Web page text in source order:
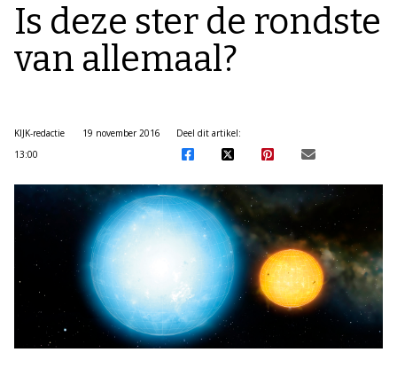
Is deze ster de rondste
van allemaal?
KIJK-redactie
19 november 2016
13:00
Deel dit artikel: